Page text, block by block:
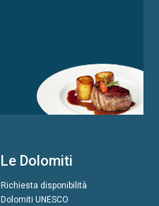
Le Dolomiti
Richiesta disponibilità
Dolomiti UNESCO